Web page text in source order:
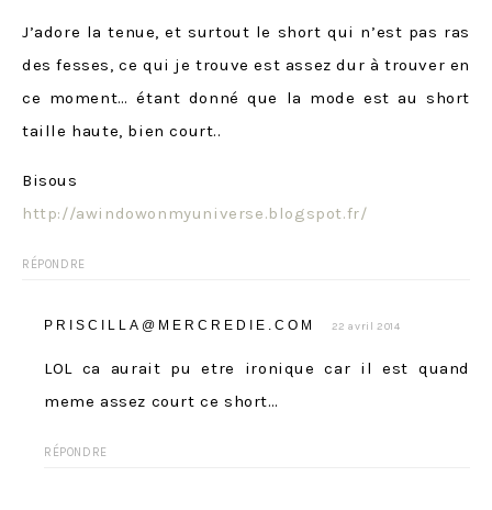
J’adore la tenue, et surtout le short qui n’est pas ras
des fesses, ce qui je trouve est assez dur à trouver en
ce moment… étant donné que la mode est au short
taille haute, bien court..
Bisous
http://awindowonmyuniverse.blogspot.fr/
RÉPONDRE
PRISCILLA@MERCREDIE.COM 22 avril 2014
LOL ca aurait pu etre ironique car il est quand
meme assez court ce short…
RÉPONDRE